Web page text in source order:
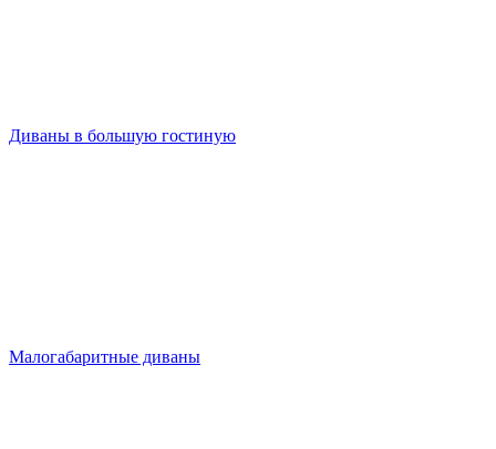
Диваны в большую гостиную
Малогабаритные диваны